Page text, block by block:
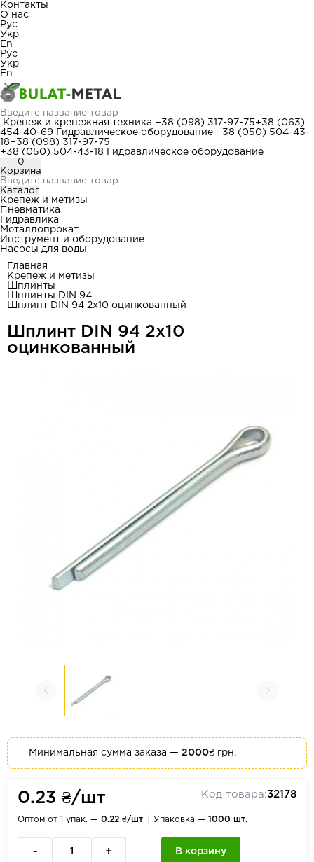
Контакты
О нас
Рус
Укр
En
Рус
Укр
En
Крепеж и крепежная техника +38 (098) 317-97-75+38 (063)
454-40-69
Гидравлическое оборудование +38 (050) 504-43-
18+38 (098) 317-97-75
+38 (050) 504-43-18
Гидравлическое оборудование
0
Корзина
Каталог
Крепеж и метизы
Пневматика
Гидравлика
Металлопрокат
Инструмент и оборудование
Насосы для воды
Главная
Крепеж и метизы
Шплинты
Шплинты DIN 94
Шплинт DIN 94 2x10 оцинкованный
Шплинт DIN 94 2x10
оцинкованный
Минимальная сумма заказа — 2000₴ грн.
0.23 ₴/шт Код товара:32178
Оптом от 1 упак. — 0.22 ₴/шт Упаковка — 1000 шт.
- + В корзину